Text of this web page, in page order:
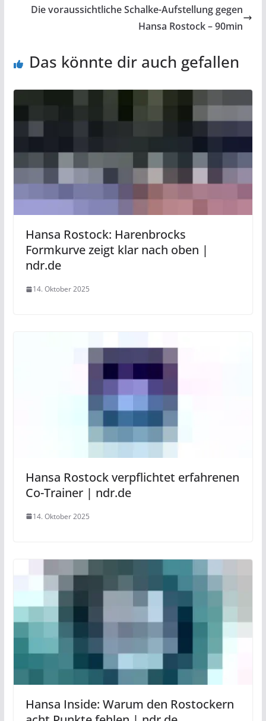
Die voraussichtliche Schalke-Aufstellung gegen
Hansa Rostock – 90min
Das könnte dir auch gefallen
Hansa Rostock: Harenbrocks
Formkurve zeigt klar nach oben |
ndr.de
14. Oktober 2025
Hansa Rostock verpflichtet erfahrenen
Co-Trainer | ndr.de
14. Oktober 2025
Hansa Inside: Warum den Rostockern